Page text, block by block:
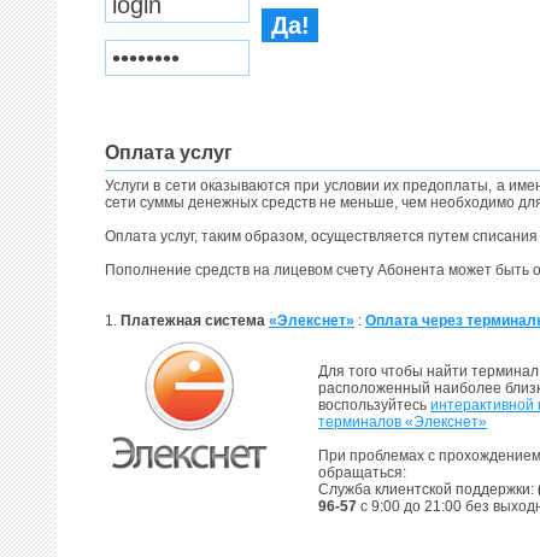
Оплата услуг
Услуги в сети оказываются при условии их предоплаты, а
сети суммы денежных средств не меньше, чем необходимо
Оплата услуг, таким образом, осуществляется путем
Пополнение средств на лицевом счету Абонента может быть
1. Платежная система «Элекснет» : Оплата через
Для того чтобы найти
расположенный наиболее
воспользуйтесь интерактивной
терминалов «Элекснет»
При проблемах с
обращаться:
Служба клиентской поддержки:
96-57 с 9:00 до 21:00 без